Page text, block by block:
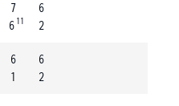
7
6 11
6
2
6
1
6
2